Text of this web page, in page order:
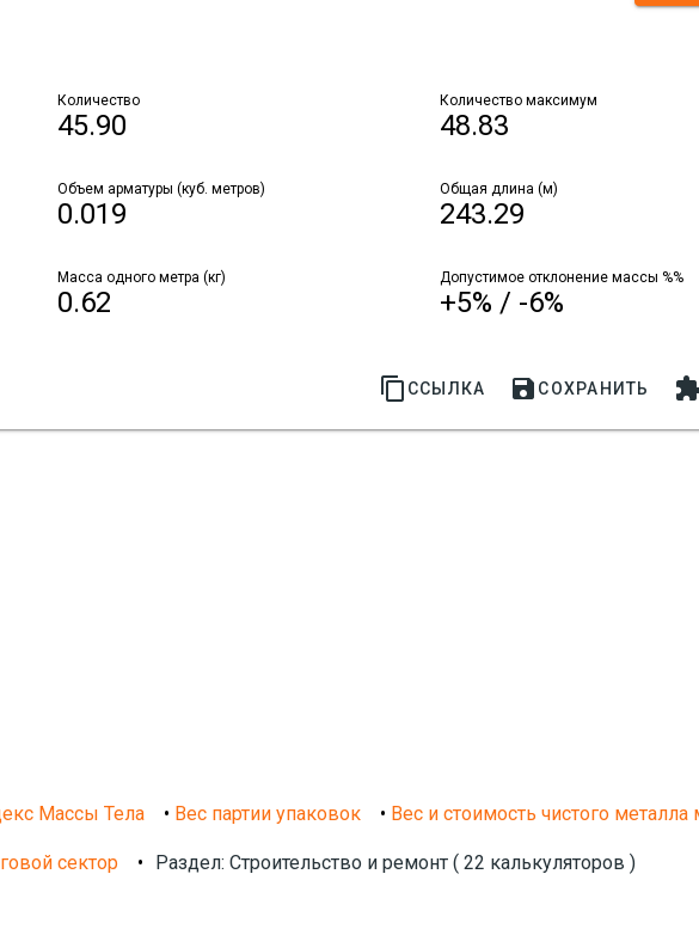
Количество
45.90
Количество максимум
48.83
Объем арматуры (куб. метров)
0.019
Общая длина (м)
243.29
Масса одного метра (кг)
0.62
Допустимое отклонение массы %%
+5% / -6%
 ССЫЛКА  СОХРАНИТЬ
Массы Тела • Вес партии упаковок • Вес и стоимость чистого
сектор • Раздел: Строительство и ремонт ( 22 калькуляторов )